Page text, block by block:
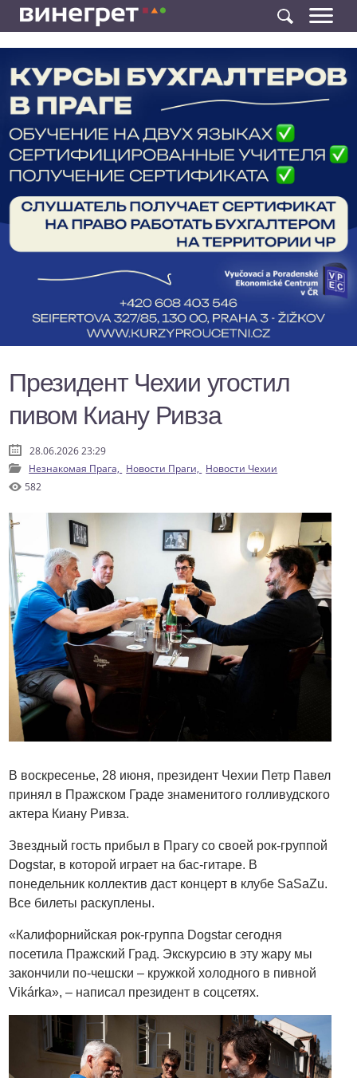
Президент Чехии угостил
пивом Киану Ривза
28.06.2026 23:29
Незнакомая Прага, Новости Праги, Новости Чехии
582
В воскресенье, 28 июня, президент Чехии Петр Павел
принял в Пражском Граде знаменитого голливудского
актера Киану Ривза.
Звездный гость прибыл в Прагу со своей рок-группой
Dogstar, в которой играет на бас-гитаре. В
понедельник коллектив даст концерт в клубе SaSaZu.
Все билеты раскуплены.
«Калифорнийская рок-группа Dogstar сегодня
посетила Пражский Град. Экскурсию в эту жару мы
закончили по-чешски – кружкой холодного в пивной
Vikárka», – написал президент в соцсетях.